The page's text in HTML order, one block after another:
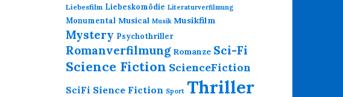
Liebesfilm Liebeskomödie Literaturverfilmung
Monumental Musical Musik Musikfilm
Mystery Psychothriller
Romanverfilmung Romanze Sci-Fi
Science Fiction ScienceFiction
SciFi Sience Fiction Sport Thriller